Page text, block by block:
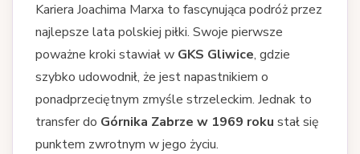
Kariera Joachima Marxa to fascynująca podróż przez
najlepsze lata polskiej piłki. Swoje pierwsze
poważne kroki stawiał w GKS Gliwice, gdzie
szybko udowodnił, że jest napastnikiem o
ponadprzeciętnym zmyśle strzeleckim. Jednak to
transfer do Górnika Zabrze w 1969 roku stał się
punktem zwrotnym w jego życiu.